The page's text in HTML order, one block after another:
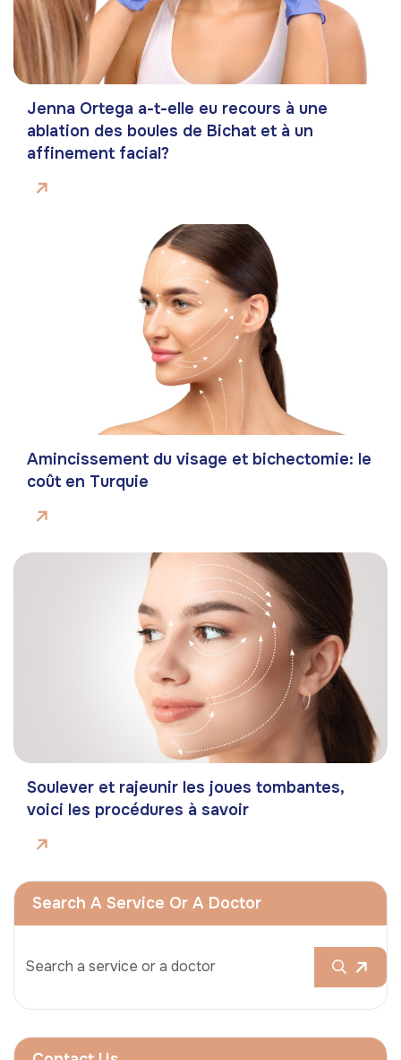
Jenna Ortega a-t-elle eu recours à une
ablation des boules de Bichat et à un
affinement facial?
Amincissement du visage et bichectomie: le
coût en Turquie
Soulever et rajeunir les joues tombantes,
voici les procédures à savoir
Search A Service Or A Doctor